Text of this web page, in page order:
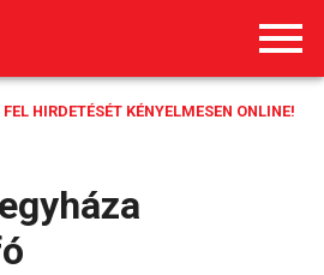
HIRDETÉSÉT KÉNYELMESEN ONLINE!